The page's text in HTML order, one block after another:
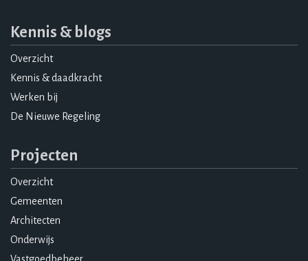
Kennis & blogs
Overzicht
Kennis & daadkracht
Werken bij
De Nieuwe Regeling
Projecten
Overzicht
Gemeenten
Architecten
Onderwijs